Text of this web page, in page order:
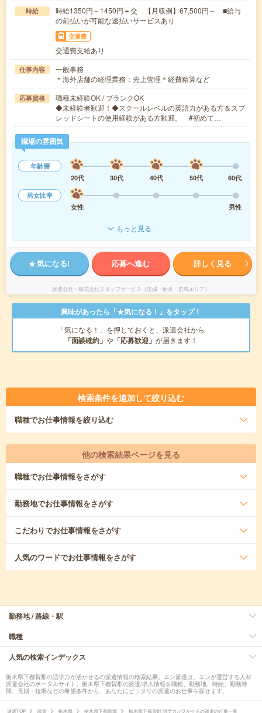
時給
時給1350円～1450円＋交 【月収例】67,500円～ ■給与
の前払いが可能な速払いサービスあり
交通費
交通費支給あり
仕事内容
一般事務
＊海外店舗の経理業務：売上管理＊経費精算など
応募資格
職種未経験OK / ブランクOK
◆未経験者歓迎！◆スクールレベルの英語力がある方＆スプ
レッドシートの使用経験がある方歓迎。 #初めて…
職場の雰囲気
年齢層
20代
30代 40代 50代
60代
男女比率
女性
男性
もっと見る
気になる! 応募へ進む 詳しく見る
派遣会社 株式会社スタッフサービス（茨城・栃木・群馬エリア）
興味があったら「★気になる！」をタップ！
「気になる！」を押しておくと、派遣会社から
「面談確約」 や 「応募歓迎」 が届きます！
検索条件を追加して絞り込む
職種でお仕事情報を絞り込む
他の検索結果ページを見る
職種でお仕事情報をさがす
勤務地でお仕事情報をさがす
こだわりでお仕事情報をさがす
人気のワードでお仕事情報をさがす
勤務地 / 路線・駅
職種
人気の検索インデックス
栃木県下都賀郡の語学力が活かせるの派遣情報の検索結果。エン派遣は、エンが運営する人材
派遣会社のポータルサイト。栃木県下都賀郡の派遣/求人情報を職種、勤務地、時給、勤務時
間、長期・短期などの希望条件から、あなたにピッタリの派遣のお仕事を探せます。
派遣TOP 関東 栃木県 栃木県下都賀郡 栃木県下都賀郡 語学力が活かせるの派遣の仕事一覧